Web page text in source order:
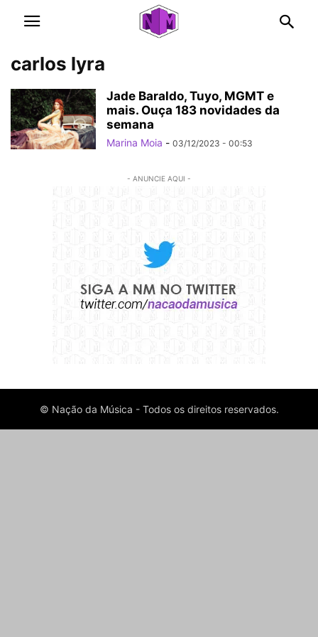
carlos lyra
Jade Baraldo, Tuyo, MGMT e
mais. Ouça 183 novidades da
semana
Marina Moia - 03/12/2023 - 00:53
- ANUNCIE AQUI -
© Nação da Música - Todos os direitos reservados.